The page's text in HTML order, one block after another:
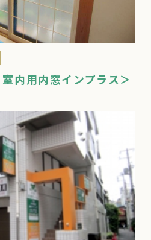
内用内窓インプラス＞